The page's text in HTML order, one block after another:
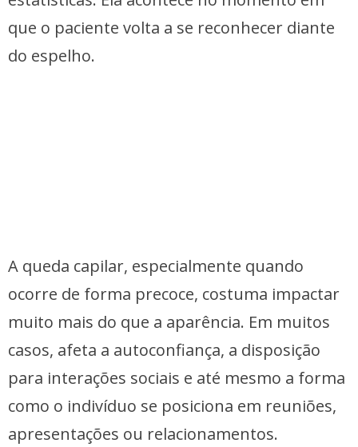
que o paciente volta a se reconhecer diante
do espelho.
A queda capilar, especialmente quando
ocorre de forma precoce, costuma impactar
muito mais do que a aparência. Em muitos
casos, afeta a autoconfiança, a disposição
para interações sociais e até mesmo a forma
como o indivíduo se posiciona em reuniões,
apresentações ou relacionamentos.